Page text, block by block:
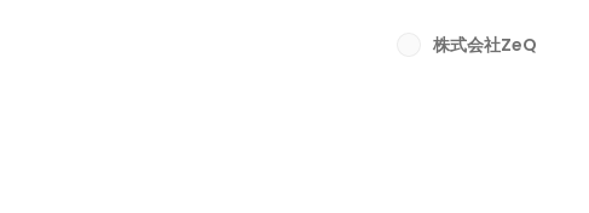
けました。筆者の推しメ
株式会社ZeQ